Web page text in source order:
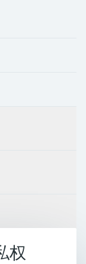
权